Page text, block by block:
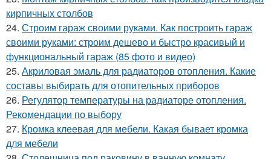
кирпичных столбов
24. Строим гараж своими руками. Как построить гараж
своими руками: строим дешево и быстро красивый и
функциональный гараж (85 фото и видео)
25. Акриловая эмаль для радиаторов отопления. Какие
составы выбирать для отопительных приборов
26. Регулятор температуры на радиаторе отопления.
Рекомендации по выбору
27. Кромка клеевая для мебели. Какая бывает кромка
для мебели